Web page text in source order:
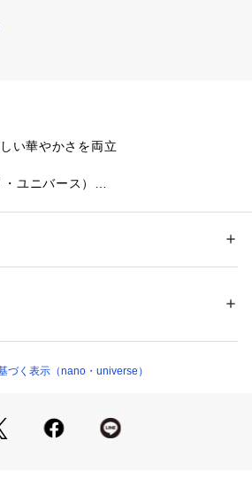
い華やかさを両立
ユニバース）
グジャガードの素材感と衿、袖口、裾
ナーとしても着回せるデザイン
ングデザインが施された上品なジャガ
ポリウレタン 2%
ン110℃ ドライ× タンブル乾燥× 吊り干し ウェ
（モール）
づく表示（nano・universe）